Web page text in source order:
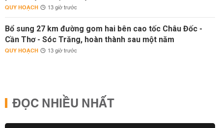
QUY HOẠCH 13 giờ trước
Bổ sung 27 km đường gom hai bên cao tốc Châu Đốc -
Cần Thơ - Sóc Trăng, hoàn thành sau một năm
QUY HOẠCH 13 giờ trước
ĐỌC NHIỀU NHẤT